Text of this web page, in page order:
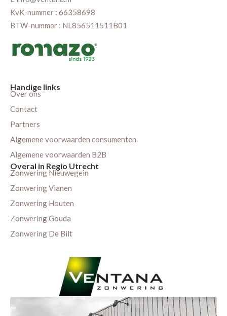
KvK-nummer : 66358698
BTW-nummer : NL856511511B01
Handige links
Over ons
Contact
Partners
Algemene voorwaarden consumenten
Algemene voorwaarden B2B
Overal in Regio Utrecht
Zonwering Nieuwegein
Zonwering Vianen
Zonwering Houten
Zonwering Gouda
Zonwering De Bilt